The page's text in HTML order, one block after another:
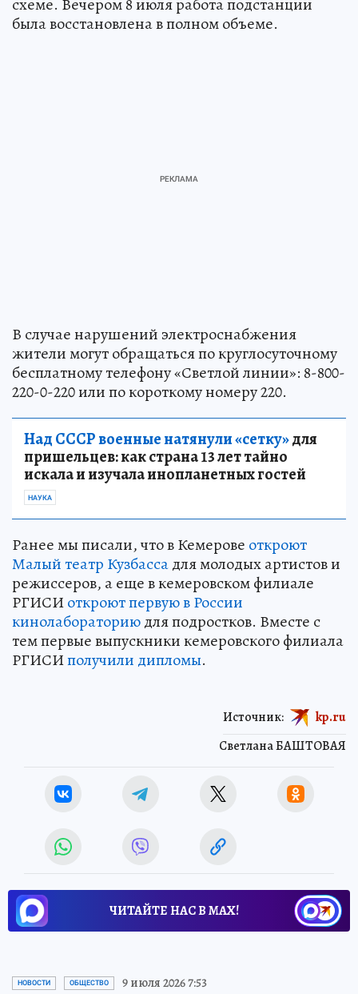
схеме. Вечером 8 июля работа подстанции
была восстановлена в полном объеме.
В случае нарушений электроснабжения
жители могут обращаться по круглосуточному
бесплатному телефону «Светлой линии»: 8-800-
220-0-220 или по короткому номеру 220.
Над СССР военные натянули «сетку»для
пришельцев: как страна 13 лет тайно
искала и изучала инопланетных гостей
НАУКА
Ранее мы писали, что в Кемерове откроют
Малый театр Кузбассадля молодых артистов и
режиссеров, а еще в кемеровском филиале
РГИСИоткроют первую в России
кинолабораториюдля подростков. Вместе с
тем первые выпускники кемеровского филиала
РГИСИполучили дипломы.
Светлана БАШТОВАЯ
Источник: kp.ru
ЧИТАЙТЕ НАС В МАХ!
НОВОСТИ ОБЩЕСТВО 9 июля 2026 7:53